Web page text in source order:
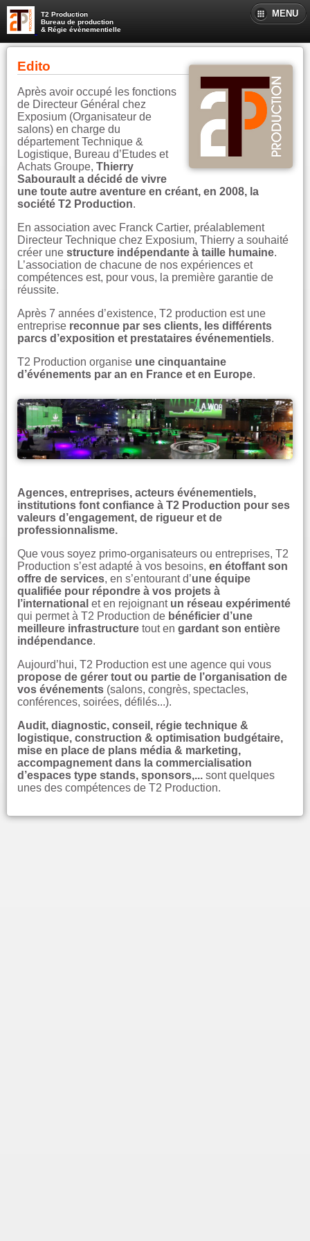
T2 Production
Bureau de production
& Régie évènementielle
MENU
Edito
Après avoir occupé les fonctions
de Directeur Général chez
Exposium (Organisateur de
salons) en charge du
département Technique &
Logistique, Bureau d’Etudes et
Achats Groupe,Thierry
Sabourault a décidé de vivre
une toute autre aventure en créant, en 2008, la
société T2 Production.
En association avec Franck Cartier, préalablement
Directeur Technique chez Exposium, Thierry a souhaité
créer unestructure indépendante à taille humaine.
L’association de chacune de nos expériences et
compétences est, pour vous, la première garantie de
réussite.
Après 7 années d’existence, T2 production est une
entreprise reconnue par ses clients, les différents
parcs d’exposition et prestataires événementiels.
T2 Production organise une cinquantaine
d’événements par an en France et en Europe.
Agences, entreprises, acteurs événementiels,
institutions font confiance à T2 Production pour ses
valeurs d’engagement, de rigueur et de
professionnalisme.
Que vous soyez primo-organisateurs ou entreprises, T2
Production s’est adapté à vos besoins,en étoffant son
offre de services, en s’entourant d’une équipe
qualifiée pour répondre à vos projets à
l’international et en rejoignant un réseau expérimenté
qui permet à T2 Production de bénéficier d’une
meilleure infrastructure tout engardant son entière
indépendance.
Aujourd’hui, T2 Production est une agence qui vous
propose de gérer tout ou partie de l’organisation de
vos événements (salons, congrès, spectacles,
conférences, soirées, défilés...).
Audit, diagnostic, conseil, régie technique &
logistique, construction & optimisation budgétaire,
mise en place de plans média & marketing,
accompagnement dans la commercialisation
d’espaces type stands, sponsors,... sont quelques
unes des compétences de T2 Production.